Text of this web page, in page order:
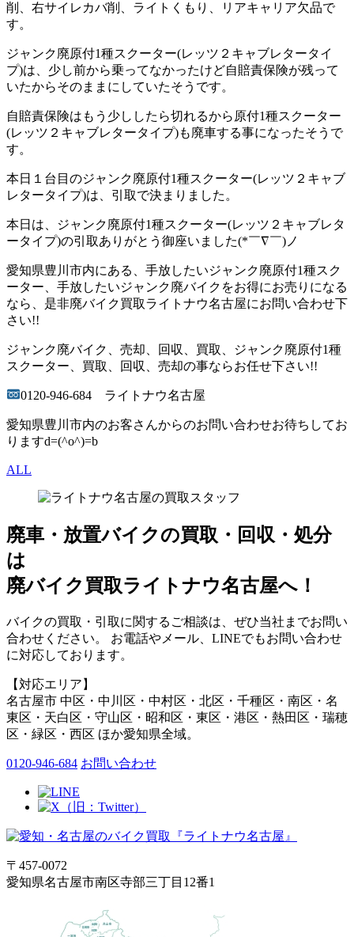
削、右サイレカバ削、ライトくもり、リアキャリア欠品で
す。
ジャンク廃原付1種スクーター(レッツ２キャブレタータイ
プ)は、少し前から乗ってなかったけど自賠責保険が残って
いたからそのままにしていたそうです。
自賠責保険はもう少ししたら切れるから原付1種スクーター
(レッツ２キャブレタータイプ)も廃車する事になったそうで
す。
本日１台目のジャンク廃原付1種スクーター(レッツ２キャブ
レタータイプ)は、引取で決まりました。
本日は、ジャンク廃原付1種スクーター(レッツ２キャブレタ
ータイプ)の引取ありがとう御座いました(*￣∇￣)ノ
愛知県豊川市内にある、手放したいジャンク廃原付1種スク
ーター、手放したいジャンク廃バイクをお得にお売りになる
なら、是非廃バイク買取ライトナウ名古屋にお問い合わせ下
さい!!
ジャンク廃バイク、売却、回収、買取、ジャンク廃原付1種
スクーター、買取、回収、売却の事ならお任せ下さい!!
0120-946-684 ライトナウ名古屋
愛知県豊川市内のお客さんからのお問い合わせお待ちしてお
りますd=(^o^)=b
ALL
廃車・放置バイクの買取・回収・処分
は
廃バイク買取ライトナウ名古屋へ！
バイクの買取・引取に関するご相談は、ぜひ当社までお問い
合わせください。 お電話やメール、LINEでもお問い合わせ
に対応しております。
【対応エリア】
名古屋市 中区・中川区・中村区・北区・千種区・南区・名
東区・天白区・守山区・昭和区・東区・港区・熱田区・瑞穂
区・緑区・西区 ほか愛知県全域。
0120-946-684 お問い合わせ
〒457-0072
愛知県名古屋市南区寺部三丁目12番1